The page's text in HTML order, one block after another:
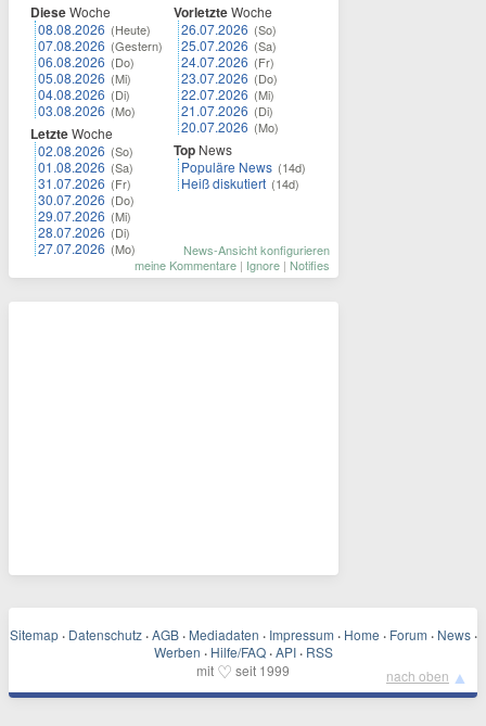
DieseWoche
08.08.2026 (Heute)
07.08.2026 (Gestern)
06.08.2026 (Do)
05.08.2026 (Mi)
04.08.2026 (Di)
03.08.2026 (Mo)
LetzteWoche
02.08.2026 (So)
01.08.2026 (Sa)
31.07.2026 (Fr)
30.07.2026 (Do)
29.07.2026 (Mi)
28.07.2026 (Di)
27.07.2026 (Mo)
VorletzteWoche
26.07.2026 (So)
25.07.2026 (Sa)
24.07.2026 (Fr)
23.07.2026 (Do)
22.07.2026 (Mi)
21.07.2026 (Di)
20.07.2026 (Mo)
Top News
Populäre News (14d)
Heiß diskutiert (14d)
News-Ansicht konfigurieren
meine Kommentare | Ignore | Notifies
Sitemap · Datenschutz · AGB · Mediadaten · Impressum · Home · Forum · News ·
Werben · Hilfe/FAQ · API · RSS
mit ♡ seit 1999 nach oben ▲